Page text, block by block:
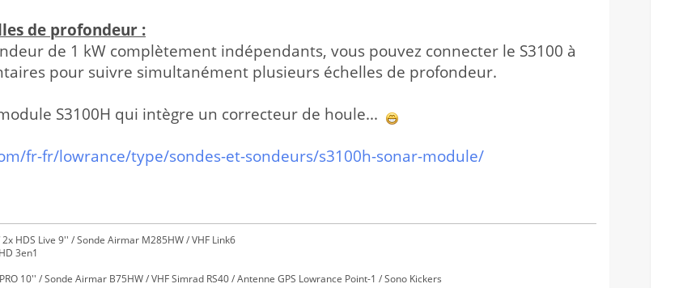
de profondeur :
de 1 kW complètement indépendants, vous pouvez connecter le S3100 à
pour suivre simultanément plusieurs échelles de profondeur.
S3100H qui intègre un correcteur de houle...
fr-fr/lowrance/type/sondes-et-sondeurs/s3100h-sonar-module/
HDS Live 9'' / Sonde Airmar M285HW / VHF Link6
3en1
10'' / Sonde Airmar B75HW / VHF Simrad RS40 / Antenne GPS Lowrance Point-1 / Sono Kickers